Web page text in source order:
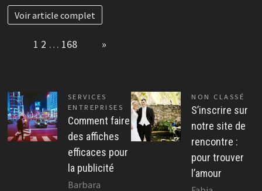
Voir article complet
1 2 … 168 »
SERVICES
ENTREPRISES
Comment faire
des affiches
efficaces pour
la publicité
Barbara
NON CLASSÉ
S’inscrire sur
notre site de
rencontre :
pour trouver
l’amour